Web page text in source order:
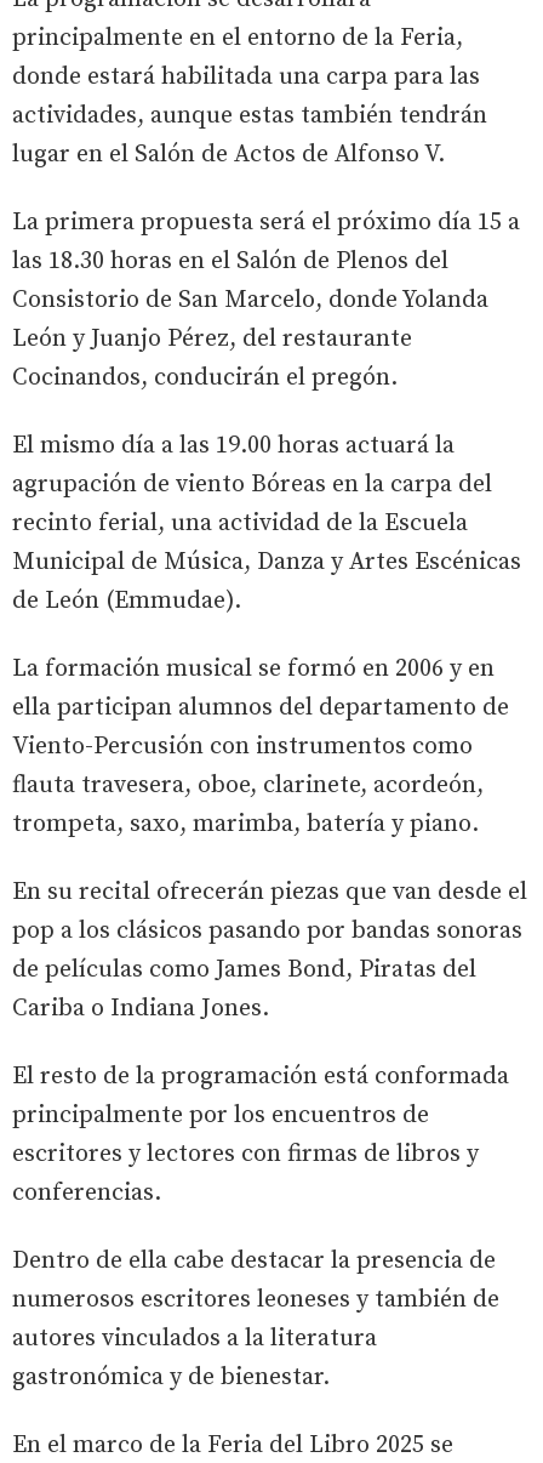
principalmente en el entorno de la Feria,
donde estará habilitada una carpa para las
actividades, aunque estas también tendrán
lugar en el Salón de Actos de Alfonso V.
La primera propuesta será el próximo día 15 a
las 18.30 horas en el Salón de Plenos del
Consistorio de San Marcelo, donde Yolanda
León y Juanjo Pérez, del restaurante
Cocinandos, conducirán el pregón.
El mismo día a las 19.00 horas actuará la
agrupación de viento Bóreas en la carpa del
recinto ferial, una actividad de la Escuela
Municipal de Música, Danza y Artes Escénicas
de León (Emmudae).
La formación musical se formó en 2006 y en
ella participan alumnos del departamento de
Viento-Percusión con instrumentos como
flauta travesera, oboe, clarinete, acordeón,
trompeta, saxo, marimba, batería y piano.
En su recital ofrecerán piezas que van desde el
pop a los clásicos pasando por bandas sonoras
de películas como James Bond, Piratas del
Cariba o Indiana Jones.
El resto de la programación está conformada
principalmente por los encuentros de
escritores y lectores con firmas de libros y
conferencias.
Dentro de ella cabe destacar la presencia de
numerosos escritores leoneses y también de
autores vinculados a la literatura
gastronómica y de bienestar.
En el marco de la Feria del Libro 2025 se